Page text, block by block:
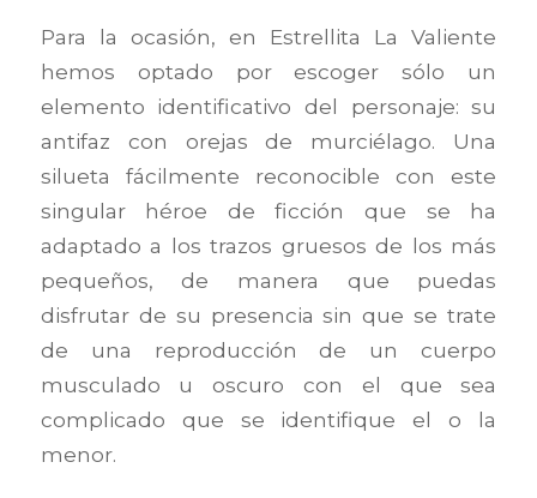
Para la ocasión, en Estrellita La Valiente
hemos optado por escoger sólo un
elemento identificativo del personaje: su
antifaz con orejas de murciélago. Una
silueta fácilmente reconocible con este
singular héroe de ficción que se ha
adaptado a los trazos gruesos de los más
pequeños, de manera que puedas
disfrutar de su presencia sin que se trate
de una reproducción de un cuerpo
musculado u oscuro con el que sea
complicado que se identifique el o la
menor.